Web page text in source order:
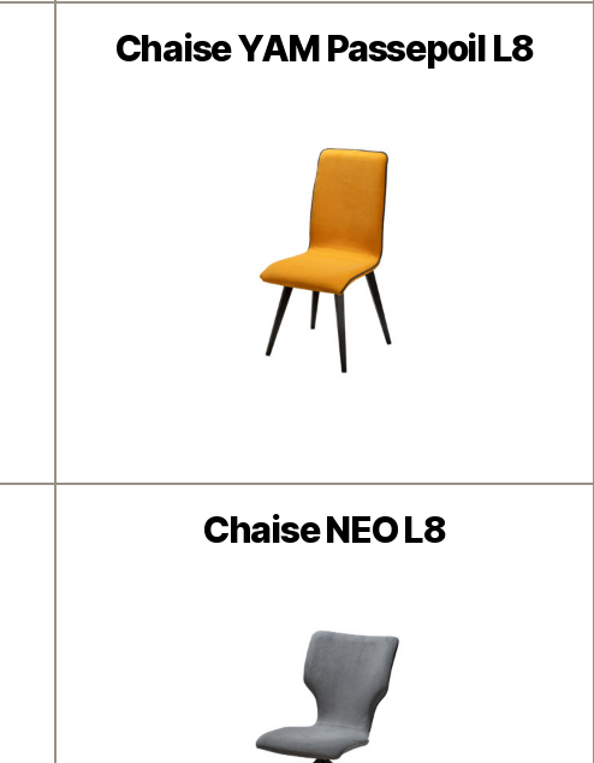
Chaise YAM Passepoil L8
Catégories
Chaise NEO L8